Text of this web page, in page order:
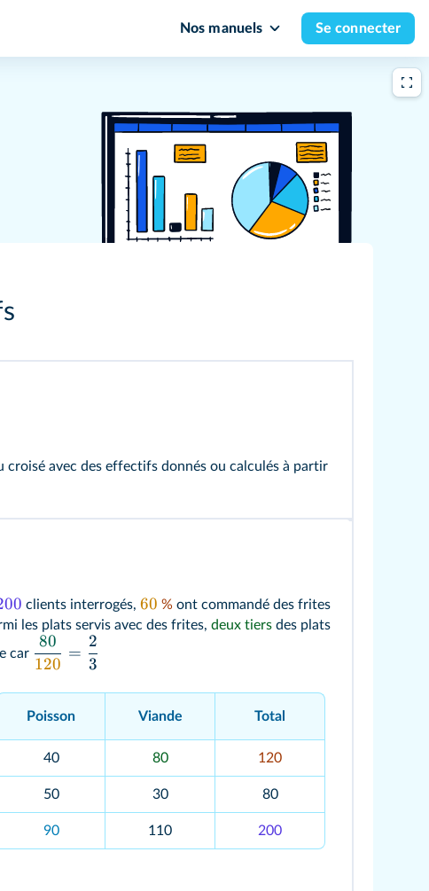
Nos manuels Se connecter
croisé avec des effectifs donnés ou calculés à partir
clients interrogés, 60 % ont commandé des frites
les plats servis avec des frites, deux tiers des plats
car
120
80
=
3
2
Poisson Viande Total
40 80 120
50 30 80
90 110 200